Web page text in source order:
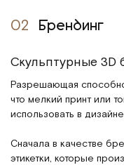
02 Брендинг
Скульптурные 3D
Разрешающая
что мелкий принт или
использовать в
Сначала в качестве
этикетки, которые